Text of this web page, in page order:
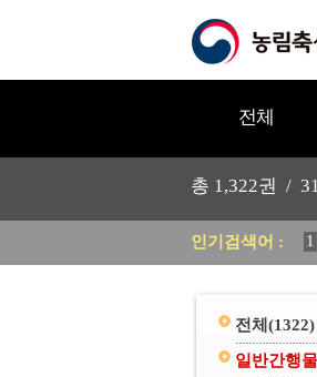
전체
총 1,322권 /
인기검색어 : 1
전체 (1322)
일반간행물